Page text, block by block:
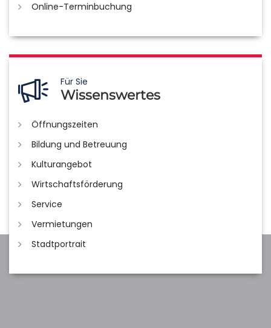
Online-Terminbuchung
Für Sie
Wissenswertes
Öffnungszeiten
Bildung und Betreuung
Kulturangebot
Wirtschaftsförderung
Service
Vermietungen
Stadtportrait